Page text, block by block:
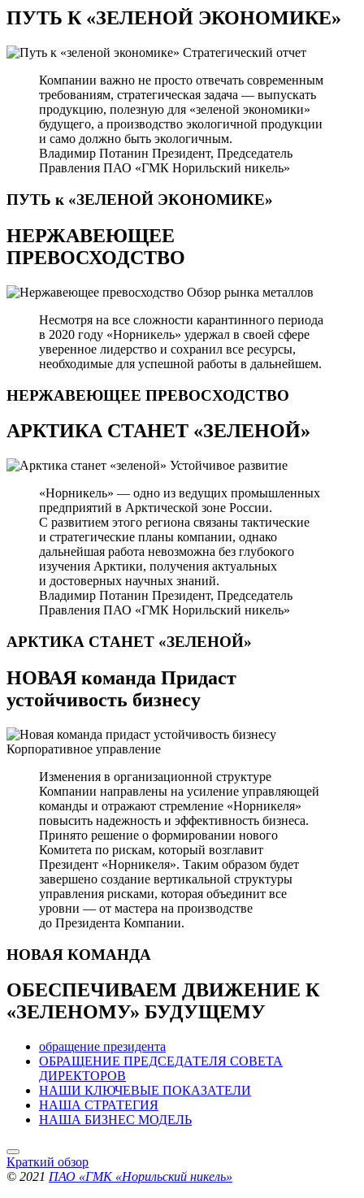
ПУТЬ К«ЗЕЛЕНОЙ ЭКОНОМИКЕ»
Стратегический отчет
Компании важно не просто отвечать современным
требованиям, стратегическая задача — выпускать
продукцию, полезную для «зеленой экономики»
будущего, а производство экологичной продукции
и само должно быть экологичным.
Владимир Потанин Президент, Председатель
Правления ПАО «ГМК Норильский никель»
ПУТЬ к «ЗЕЛЕНОЙ ЭКОНОМИКЕ»
НЕРЖАВЕЮЩЕЕ
ПРЕВОСХОДСТВО
Обзор рынка металлов
Несмотря на все сложности карантинного периода
в 2020 году «Норникель» удержал в своей сфере
уверенное лидерство и сохранил все ресурсы,
необходимые для успешной работы в дальнейшем.
НЕРЖАВЕЮЩЕЕ ПРЕВОСХОДСТВО
АРКТИКА СТАНЕТ «ЗЕЛЕНОЙ»
Устойчивое развитие
«Норникель» — одно из ведущих промышленных
предприятий в Арктической зоне России.
С развитием этого региона связаны тактические
и стратегические планы компании, однако
дальнейшая работа невозможна без глубокого
изучения Арктики, получения актуальных
и достоверных научных знаний.
Владимир Потанин Президент, Председатель
Правления ПАО «ГМК Норильский никель»
АРКТИКА СТАНЕТ «ЗЕЛЕНОЙ»
НОВАЯ команда Придаст
устойчивость бизнесу
Корпоративное управление
Изменения в организационной структуре
Компании направлены на усиление управляющей
команды и отражают стремление «Норникеля»
повысить надежность и эффективность бизнеса.
Принято решение о формировании нового
Комитета по рискам, который возглавит
Президент «Норникеля». Таким образом будет
завершено создание вертикальной структуры
управления рисками, которая объединит все
уровни — от мастера на производстве
до Президента Компании.
НОВАЯ КОМАНДА
ОБЕСПЕЧИВАЕМ ДВИЖЕНИЕ К
«ЗЕЛЕНОМУ» БУДУЩЕМУ
обращение президента
ОБРАЩЕНИЕ ПРЕДСЕДАТЕЛЯ СОВЕТА
ДИРЕКТОРОВ
НАШИ КЛЮЧЕВЫЕ ПОКАЗАТЕЛИ
НАША СТРАТЕГИЯ
НАША БИЗНЕС МОДЕЛЬ
Краткий обзор
© 2021 ПАО «ГМК «Норильский никель»